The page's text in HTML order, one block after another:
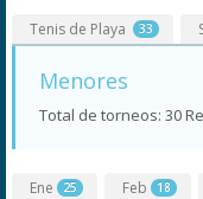
Tenis de Playa 33
Menores
Total de torneos: 30
Ene 25 Feb 18